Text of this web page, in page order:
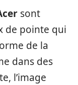
sont
de pointe qui
de la
dans des
l’image